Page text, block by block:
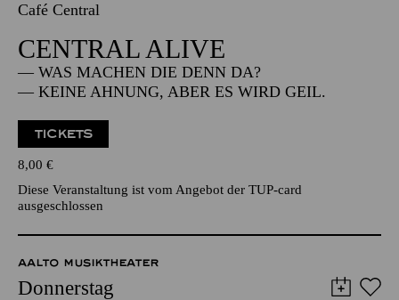
Café Central
CENTRAL ALIVE
— WAS MACHEN DIE DENN DA?
— KEINE AHNUNG, ABER ES WIRD GEIL.
TICKETS
8,00 €
Diese Veranstaltung ist vom Angebot der TUP-card
ausgeschlossen
AALTO MUSIKTHEATER
Donnerstag